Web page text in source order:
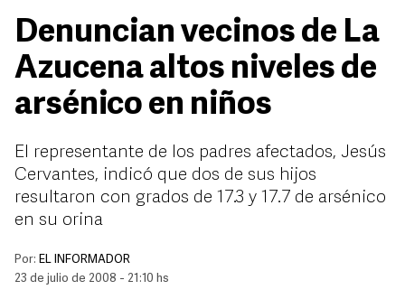
Denuncian vecinos de La
Azucena altos niveles de
arsénico en niños
El representante de los padres afectados, Jesús
Cervantes, indicó que dos de sus hijos
resultaron con grados de 17.3 y 17.7 de arsénico
en su orina
Por: EL INFORMADOR
23 de julio de 2008 - 21:10 hs